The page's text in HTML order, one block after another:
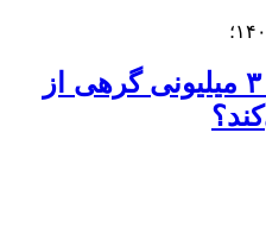
آیا پیشنهاد حق مسکن ۳ میلیونی گرهی از